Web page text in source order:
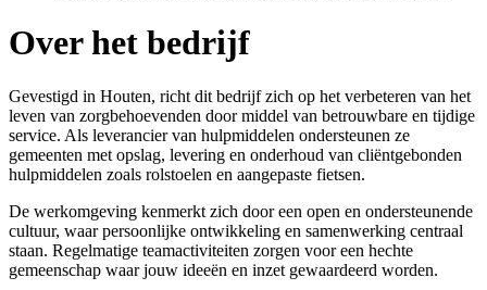
Over het bedrijf
Gevestigd in Houten, richt dit bedrijf zich op het verbeteren van het
leven van zorgbehoevenden door middel van betrouwbare en tijdige
service. Als leverancier van hulpmiddelen ondersteunen ze
gemeenten met opslag, levering en onderhoud van cliëntgebonden
hulpmiddelen zoals rolstoelen en aangepaste fietsen.
De werkomgeving kenmerkt zich door een open en ondersteunende
cultuur, waar persoonlijke ontwikkeling en samenwerking centraal
staan. Regelmatige teamactiviteiten zorgen voor een hechte
gemeenschap waar jouw ideeën en inzet gewaardeerd worden.